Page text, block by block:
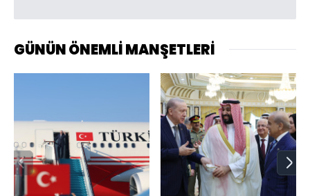
GÜNÜN ÖNEMLİ MANŞETLERİ